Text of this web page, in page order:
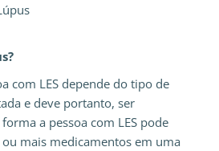
com LES depende do tipo de
e deve portanto, ser
a pessoa com LES pode
mais medicamentos em uma